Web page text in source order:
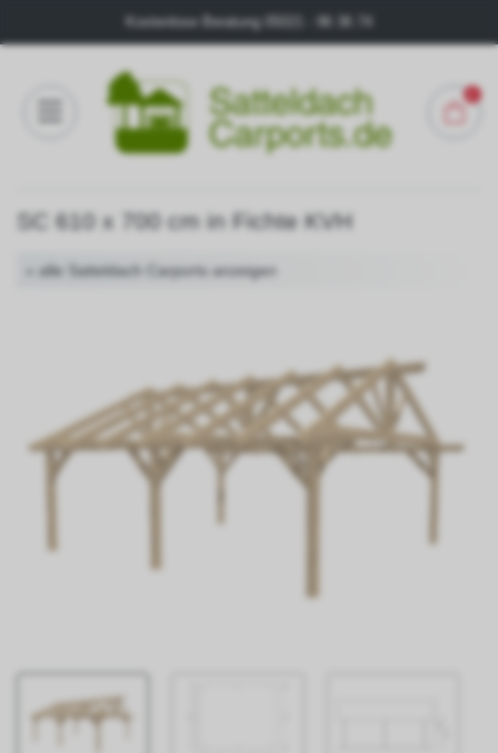
Kostenlose Beratung
SC 610 x 700 cm in Fichte KVH
« alle Satteldach Carports anzeigen
Galerie
Versand